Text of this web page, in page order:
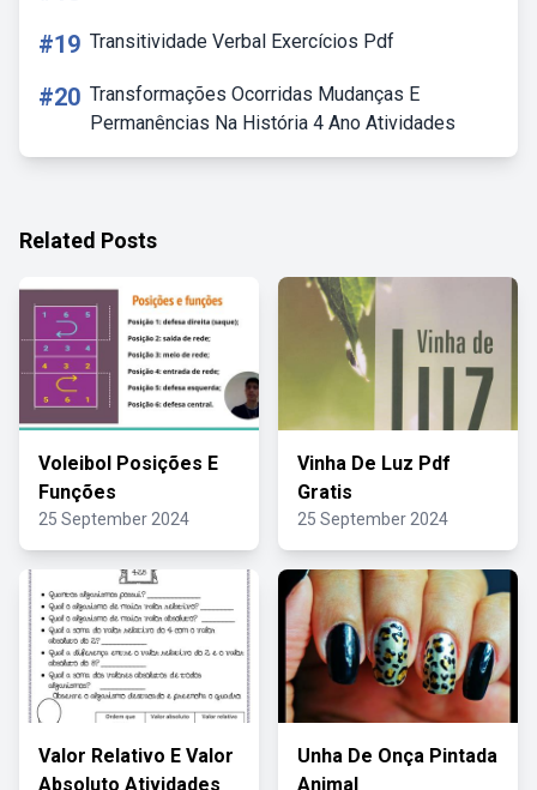
#19 Transitividade Verbal Exercícios Pdf
#20 Transformações Ocorridas Mudanças E
Permanências Na História 4 Ano Atividades
Related Posts
Voleibol Posições E
Funções
25 September 2024
Vinha De Luz Pdf
Gratis
25 September 2024
Valor Relativo E Valor
Absoluto Atividades
Unha De Onça Pintada
Animal